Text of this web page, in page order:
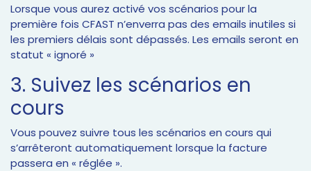
Lorsque vous aurez activé vos scénarios pour la
première fois CFAST n’enverra pas des emails inutiles si
les premiers délais sont dépassés. Les emails seront en
statut « ignoré »
3. Suivez les scénarios en
cours
Vous pouvez suivre tous les scénarios en cours qui
s’arrêteront automatiquement lorsque la facture
passera en « réglée ».